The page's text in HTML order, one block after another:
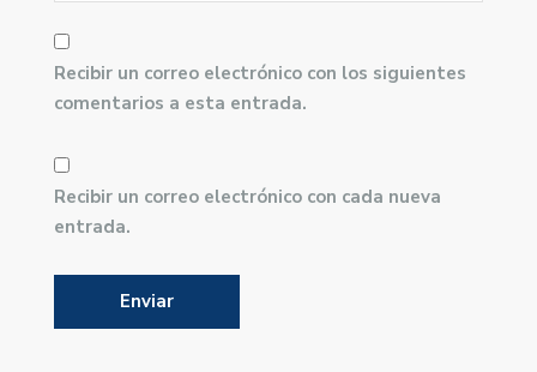
Recibir un correo electrónico con los siguientes
comentarios a esta entrada.
Recibir un correo electrónico con cada nueva
entrada.